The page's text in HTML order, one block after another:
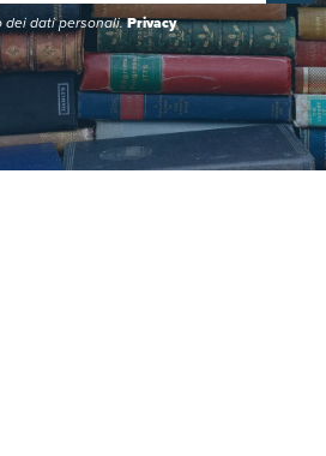
dati personali.Privacy